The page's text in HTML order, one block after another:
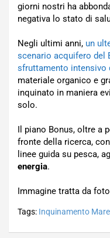
giorni nostri ha
negativa lo stato di
Negli ultimi anni, un
scenario acquifero del
sfruttamento intensivo
materiale organico e
inquinato in maniera
solo.
Il piano Bonus, oltre a
fronte della ricerca,
linee guida su pesca,
energia.
Immagine tratta da
Tags: Inquinamento Mare